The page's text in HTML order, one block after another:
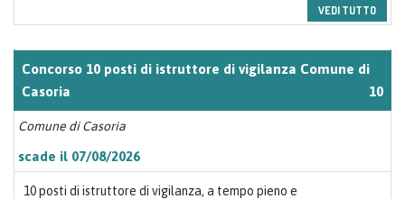
VEDI TUTTO
Concorso 10 posti di istruttore di vigilanza Comune di
Casoria
10
Comune di Casoria
scade il 07/08/2026
10 posti di istruttore di vigilanza, a tempo pieno e